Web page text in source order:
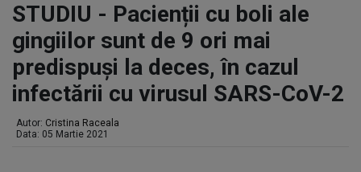
STUDIU - Pacienții cu boli ale
gingiilor sunt de 9 ori mai
predispuși la deces, în cazul
infectării cu virusul SARS-CoV-2
Autor: Cristina Raceala
Data: 05 Martie 2021